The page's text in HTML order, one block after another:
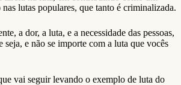
lutas populares, que tanto é criminalizada.
a dor, a luta, e a necessidade das pessoas,
seja, e não se importe com a luta que vocês
vai seguir levando o exemplo de luta do